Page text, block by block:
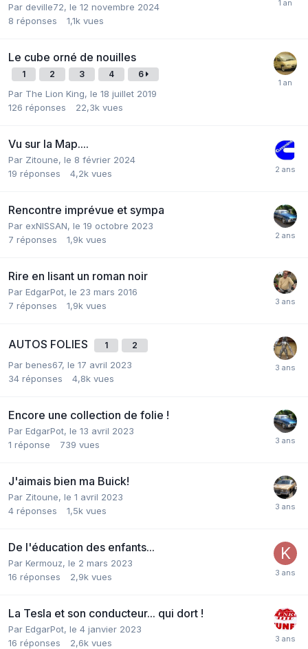
Par deville72, le 12 novembre 2024
8 réponses 1,1k vues
Le cube orné de nouilles
1 2 3 4 6
Par The Lion King, le 18 juillet 2019
126 réponses 22,3k vues
Vu sur la Map....
Par Zitoune, le 8 février 2024
19 réponses 4,2k vues
Rencontre imprévue et sympa
Par exNISSAN, le 19 octobre 2023
7 réponses 1,9k vues
Rire en lisant un roman noir
Par EdgarPot, le 23 mars 2016
7 réponses 1,9k vues
AUTOS FOLIES 1 2
Par benes67, le 17 avril 2023
34 réponses 4,8k vues
Encore une collection de folie !
Par EdgarPot, le 13 avril 2023
1 réponse 739 vues
J'aimais bien ma Buick!
Par Zitoune, le 1 avril 2023
4 réponses 1,5k vues
De l'éducation des enfants...
Par Kermouz, le 2 mars 2023
16 réponses 2,9k vues
La Tesla et son conducteur... qui dort !
Par EdgarPot, le 4 janvier 2023
16 réponses 2,6k vues